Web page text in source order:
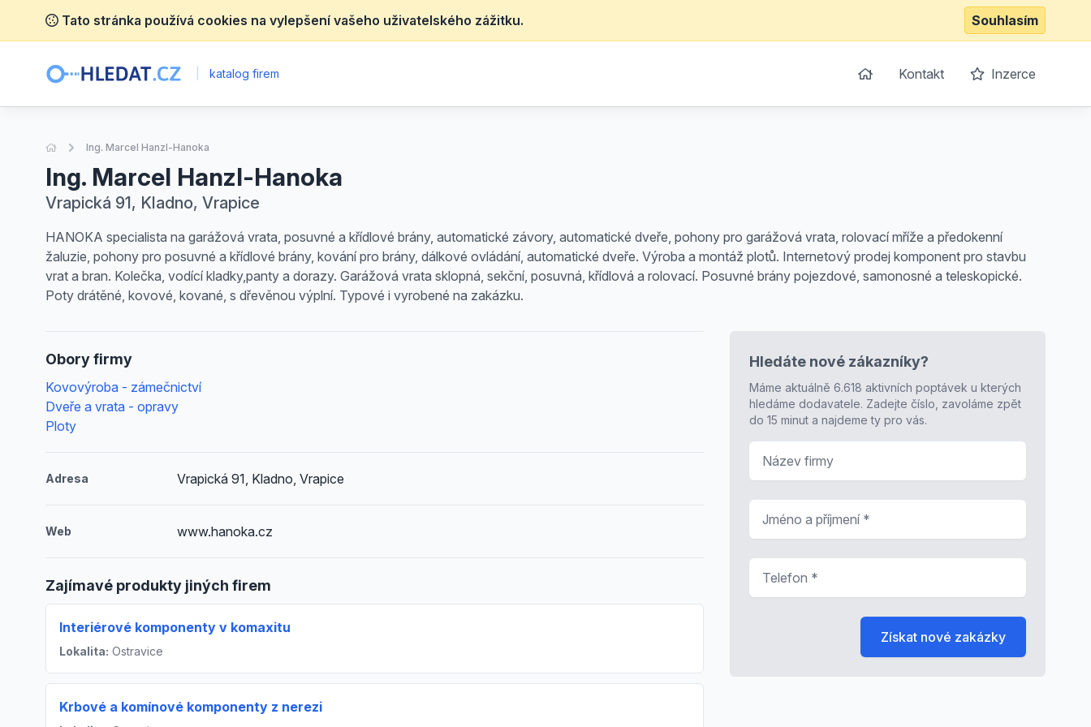
Tato stránka používá cookies na vylepšení vašeho uživatelského zážitku. Souhlasím
katalog firem Kontakt Inzerce
Úvodní stránka
Ing. Marcel Hanzl-Hanoka
Ing. Marcel Hanzl-Hanoka
Vrapická 91, Kladno, Vrapice
HANOKA specialista na garážová vrata, posuvné a křídlové brány, automatické závory, automatické dveře, pohony pro garážová vrata, rolovací mříže a předokenní
žaluzie, pohony pro posuvné a křídlové brány, kování pro brány, dálkové ovládání, automatické dveře. Výroba a montáž plotů. Internetový prodej komponent pro stavbu
vrat a bran. Kolečka, vodící kladky,panty a dorazy. Garážová vrata sklopná, sekční, posuvná, křídlová a rolovací. Posuvné brány pojezdové, samonosné a teleskopické.
Poty drátěné, kovové, kované, s dřevěnou výplní. Typové i vyrobené na zakázku.
Obory firmy
Kovovýroba - zámečnictví
Dveře a vrata - opravy
Ploty
Adresa Vrapická 91, Kladno, Vrapice
Web www.hanoka.cz
Zajímavé produkty jiných firem
Interiérové komponenty v komaxitu
Lokalita: Ostravice
Krbové a komínové komponenty z nerezi
Hledáte nové zákazníky?
Máme aktuálně 6.618 aktivních poptávek u kterých
hledáme dodavatele. Zadejte číslo, zavoláme zpět
do 15 minut a najdeme ty pro vás.
Získat nové zakázky